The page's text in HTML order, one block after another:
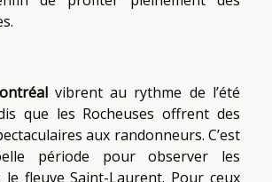
vibrent au rythme de l’été
que les Rocheuses offrent des
aux randonneurs. C’est
période pour observer les
le fleuve Saint-Laurent. Pour ceux